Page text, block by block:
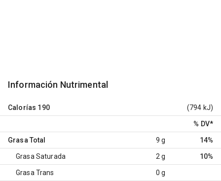
Información Nutrimental
Calorías 190 (794 kJ)
% DV*
Grasa Total 9 g 14%
Grasa Saturada 2 g 10%
Grasa Trans 0 g